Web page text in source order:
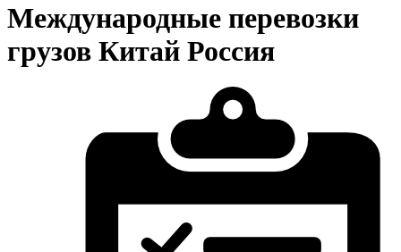
Международные перевозки
грузов Китай Россия